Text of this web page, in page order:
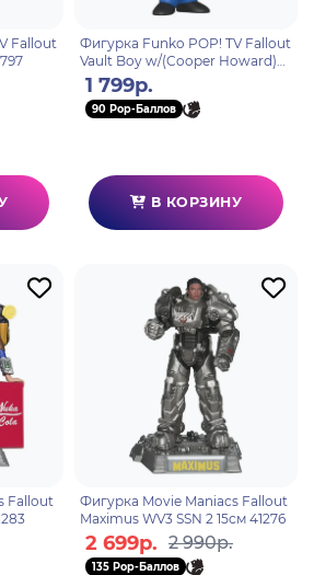
Fallout
Фигурка Funko POP! TV Fallout
Vault Boy w/(Cooper Howard)
Chase (1767) 87075
1 799р.
90 Pop-Баллов
В КОРЗИНУ
Fallout
Фигурка Movie Maniacs Fallout
Maximus WV3 SSN 2 15см 41276
2 699р. 2 990р.
135 Pop-Баллов